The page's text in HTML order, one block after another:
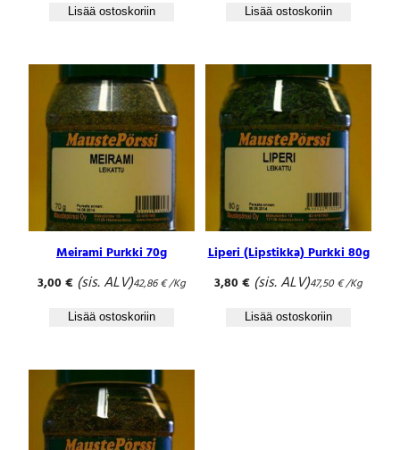
Lisää ostoskoriin Lisää ostoskoriin
Meirami Purkki 70g
3,00€ (sis. ALV)42,86€/Kg
Lisää ostoskoriin
Liperi (Lipstikka) Purkki 80g
3,80€ (sis. ALV)47,50€/Kg
Lisää ostoskoriin